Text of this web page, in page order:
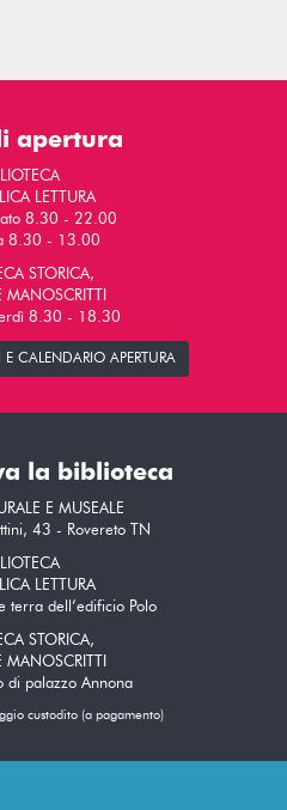
apertura
LETTURA
8.30 - 22.00
8.30 - 13.00
STORICA,
MANOSCRITTI
8.30 - 18.30
CALENDARIO APERTURA
la biblioteca
E MUSEALE
43 - Rovereto TN
LETTURA
terra dell’edificio Polo
STORICA,
MANOSCRITTI
di palazzo Annona
custodito (a pagamento)